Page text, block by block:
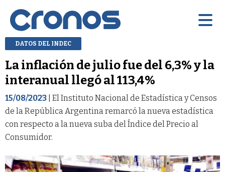
DATOS DEL INDEC
La inflación de julio fue del 6,3% y la
interanual llegó al 113,4%
15/08/2023 | El Instituto Nacional de Estadística y Censos
de la República Argentina remarcó la nueva estadística
con respecto a la nueva suba del Índice del Precio al
Consumidor.